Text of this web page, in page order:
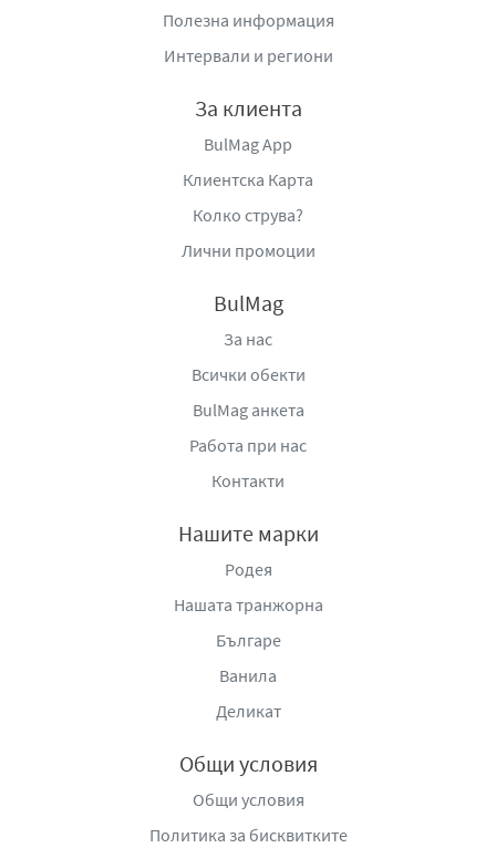
Полезна информация
Интервали и региони
За клиента
BulMag App
Клиентска Карта
Колко струва?
Лични промоции
BulMag
За нас
Всички обекти
BulMag анкета
Работа при нас
Контакти
Нашите марки
Родея
Нашата транжорна
Българе
Ванила
Деликат
Общи условия
Общи условия
Политика за бисквитките